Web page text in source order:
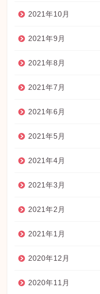
2021年10月
2021年9月
2021年8月
2021年7月
2021年6月
2021年5月
2021年4月
2021年3月
2021年2月
2021年1月
2020年12月
2020年11月